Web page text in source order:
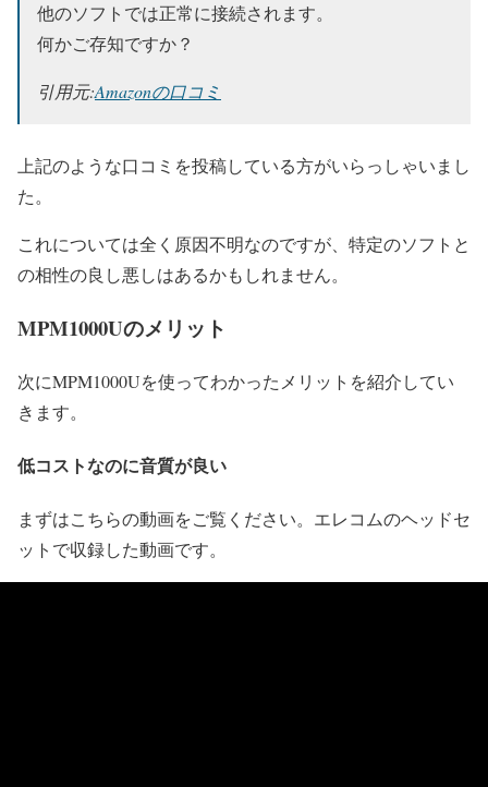
他のソフトでは正常に接続されます。
何かご存知ですか？
引用元:Amazonの口コミ
上記のような口コミを投稿している方がいらっしゃいまし
た。
これについては全く原因不明なのですが、特定のソフトと
の相性の良し悪しはあるかもしれません。
MPM1000Uのメリット
次にMPM1000Uを使ってわかったメリットを紹介してい
きます。
低コストなのに音質が良い
まずはこちらの動画をご覧ください。エレコムのヘッドセ
ットで収録した動画です。